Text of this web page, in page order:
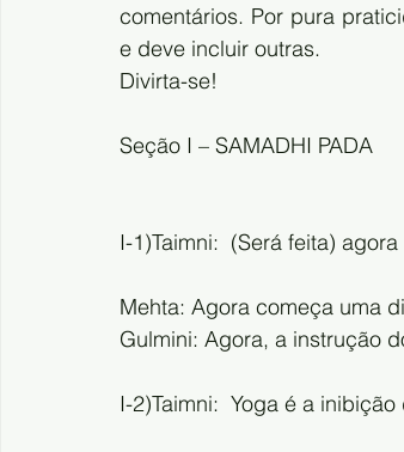
comentários. Por pura
e deve incluir outras.
Divirta-se!
Seção I – SAMADHI PADA
I-1)Taimni:  (Será feita)
Mehta: Agora começa uma
Gulmini: Agora, a instrução
I-2)Taimni:  Yoga é a